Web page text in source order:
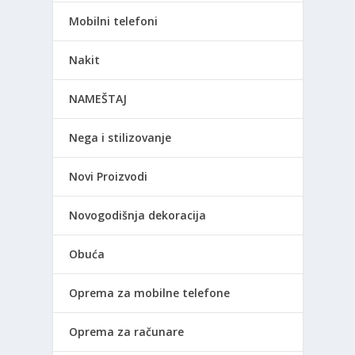
Mobilni telefoni
Nakit
NAMEŠTAJ
Nega i stilizovanje
Novi Proizvodi
Novogodišnja dekoracija
Obuća
Oprema za mobilne telefone
Oprema za računare